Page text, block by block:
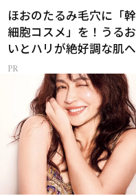
ほおのたるみ毛穴に「幹
細胞コスメ」を！うるお
いとハリが絶好調な肌へ